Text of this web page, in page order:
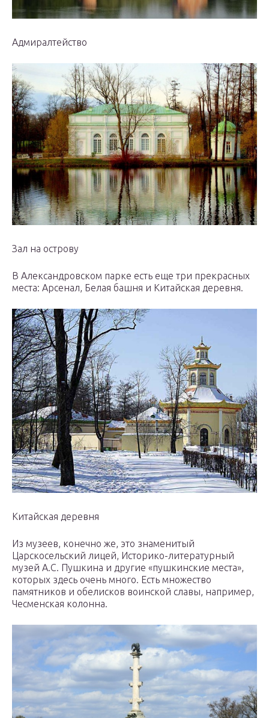
Адмиралтейство
Зал на острову
В Александровском парке есть еще три прекрасных
места: Арсенал, Белая башня и Китайская деревня.
Китайская деревня
Из музеев, конечно же, это знаменитый
Царскосельский лицей, Историко-литературный
музей А.С. Пушкина и другие «пушкинские места»,
которых здесь очень много. Есть множество
памятников и обелисков воинской славы, например,
Чесменская колонна.